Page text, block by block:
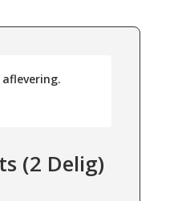
(2 Delig)